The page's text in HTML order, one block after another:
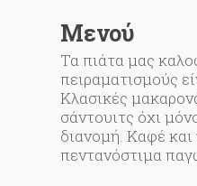
Μενού
Τα πιάτα μας
πειραματισμούς
Κλασικές
σάντουιτς όχι
διανομή. Καφέ και
πεντανόστιμα